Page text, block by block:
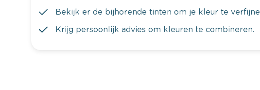
Bekijk er de bijhorende tinten om je kleur te
Krijg persoonlijk advies om kleuren te combineren.